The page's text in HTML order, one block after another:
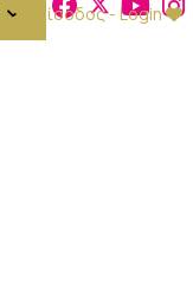
Είσοδος - Login